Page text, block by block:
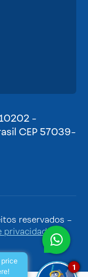
-
CEP 57039-
reservados –
privacidade |
price
1